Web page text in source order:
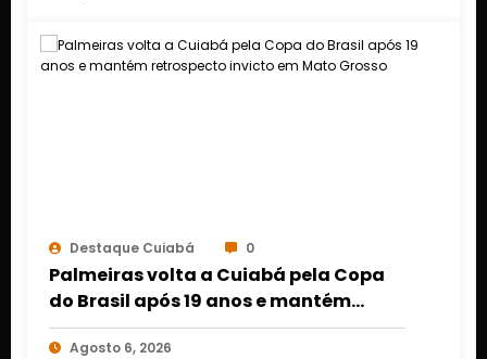
Destaque Cuiabá 0
Palmeiras volta a Cuiabá pela Copa
do Brasil após 19 anos e mantém
retrospecto invicto em Mato Grosso
Agosto 6, 2026